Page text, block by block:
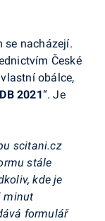
se nacházejí.
České
obálce,
2021“. Je
scitani.cz
stále
kde je
minut
formulář